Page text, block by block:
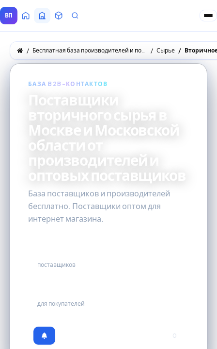
ВП ГлавнаяВсе Поставщики
ТоварыЗапросы покупателей
Бесплатная база производителей и поставщиков товаров оптом Сырье
БАЗА B2B-КОНТАКТОВ
Поставщики
вторичного сырья в
Москве и Московской
области от
производителей и
оптовых поставщиков
База поставщиков и производителей
бесплатно. Поставщики оптом для
интернет магазина.
поставщиков
для покупателей
0